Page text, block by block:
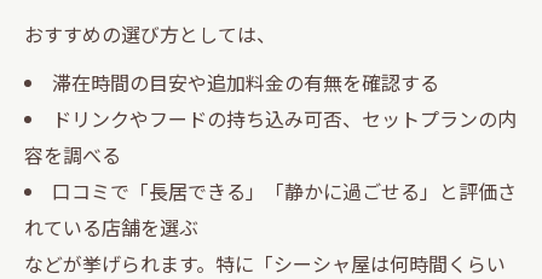
おすすめの選び方としては、
滞在時間の目安や追加料金の有無を確認する
ドリンクやフードの持ち込み可否、セットプランの内
容を調べる
口コミで「長居できる」「静かに過ごせる」と評価さ
れている店舗を選ぶ
などが挙げられます。特に「シーシャ屋は何時間くらい